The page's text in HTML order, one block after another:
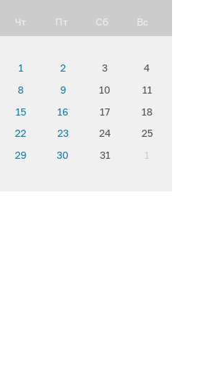
Чт Пт Сб Вс
1 2 3
4
8 9 10
11
15 16 17
18
22 23 24
25
29 30 31 1